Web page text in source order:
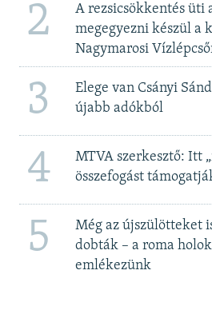
2
A rezsicsökkentés üti
megegyezni készül a
Nagymarosi
3
Elege van Csányi
újabb adókból
4
MTVA szerkesztő: Itt
összefogást
5
Még az újszülötteket
dobták – a roma
emlékezünk